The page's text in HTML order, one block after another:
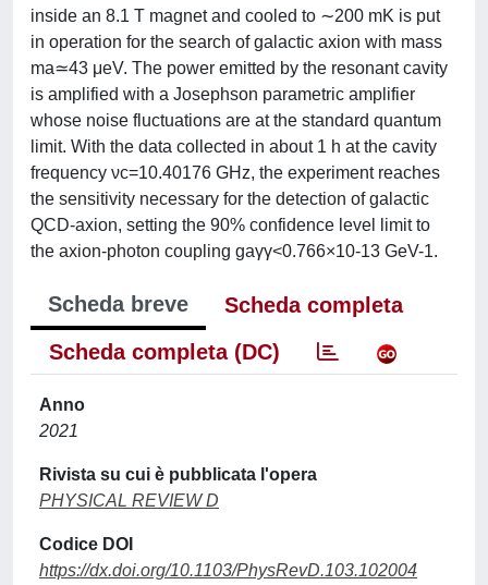
inside an 8.1 T magnet and cooled to ∼200 mK is put
in operation for the search of galactic axion with mass
ma≃43 μeV. The power emitted by the resonant cavity
is amplified with a Josephson parametric amplifier
whose noise fluctuations are at the standard quantum
limit. With the data collected in about 1 h at the cavity
frequency νc=10.40176 GHz, the experiment reaches
the sensitivity necessary for the detection of galactic
QCD-axion, setting the 90% confidence level limit to
the axion-photon coupling gaγγ<0.766×10-13 GeV-1.
Scheda breve
Scheda completa
Scheda completa (DC)
Anno
2021
Rivista su cui è pubblicata l'opera
PHYSICAL REVIEW D
Codice DOI
https://dx.doi.org/10.1103/PhysRevD.103.102004